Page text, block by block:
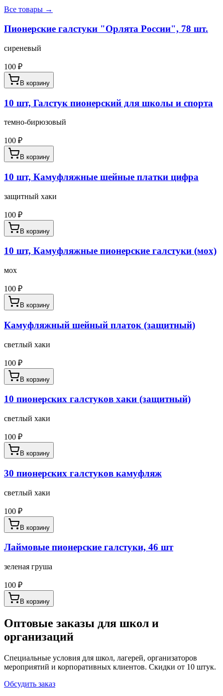
Все товары →
Пионерские галстуки "Орлята России", 78 шт.
сиреневый
100 ₽
В корзину
10 шт, Галстук пионерский для школы и спорта
темно-бирюзовый
100 ₽
В корзину
10 шт, Камуфляжные шейные платки цифра
защитный хаки
100 ₽
В корзину
10 шт, Камуфляжные пионерские галстуки (мох)
мох
100 ₽
В корзину
Камуфляжный шейный платок (защитный)
светлый хаки
100 ₽
В корзину
10 пионерских галстуков хаки (защитный)
светлый хаки
100 ₽
В корзину
30 пионерских галстуков камуфляж
светлый хаки
100 ₽
В корзину
Лаймовые пионерские галстуки, 46 шт
зеленая груша
100 ₽
В корзину
Оптовые заказы для школ и
организаций
Специальные условия для школ, лагерей, организаторов
мероприятий и корпоративных клиентов. Скидки от 10 штук.
Обсудить заказ